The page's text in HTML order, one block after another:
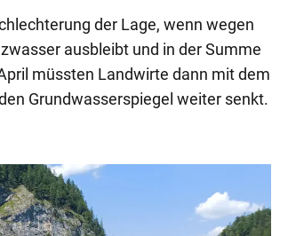
der Lage, wenn wegen
ausbleibt und in der Summe
müssten Landwirte dann mit dem
Grundwasserspiegel weiter senkt.